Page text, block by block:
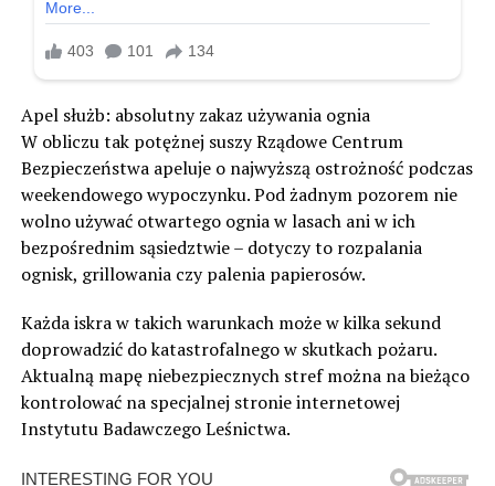
Apel służb: absolutny zakaz używania ognia
W obliczu tak potężnej suszy Rządowe Centrum
Bezpieczeństwa apeluje o najwyższą ostrożność podczas
weekendowego wypoczynku. Pod żadnym pozorem nie
wolno używać otwartego ognia w lasach ani w ich
bezpośrednim sąsiedztwie – dotyczy to rozpalania
ognisk, grillowania czy palenia papierosów.
Każda iskra w takich warunkach może w kilka sekund
doprowadzić do katastrofalnego w skutkach pożaru.
Aktualną mapę niebezpiecznych stref można na bieżąco
kontrolować na specjalnej stronie internetowej
Instytutu Badawczego Leśnictwa.